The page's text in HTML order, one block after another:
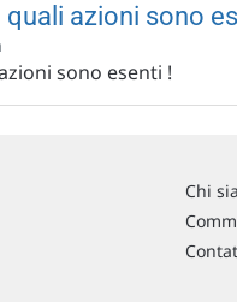
azioni sono
sono esenti !
Chi